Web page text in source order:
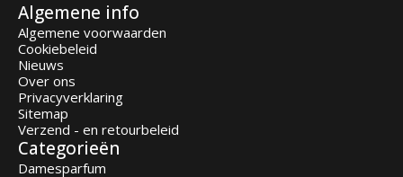
Algemene info
Algemene voorwaarden
Cookiebeleid
Nieuws
Over ons
Privacyverklaring
Sitemap
Verzend - en retourbeleid
Categorieën
Damesparfum